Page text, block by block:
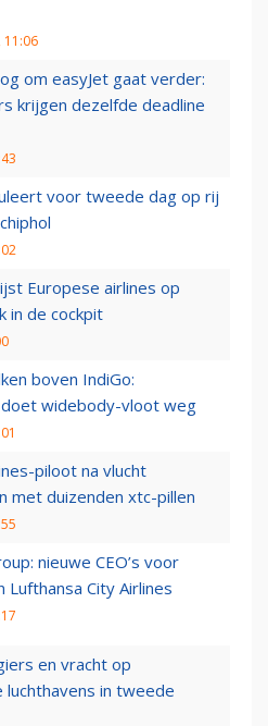
11:06
om easyJet gaat verder:
krijgen dezelfde deadline
voor tweede dag op rij
Europese airlines op
in de cockpit
boven IndiGo:
widebody-vloot weg
piloot na vlucht
met duizenden xtc-pillen
nieuwe CEO’s voor
Lufthansa City Airlines
en vracht op
luchthavens in tweede